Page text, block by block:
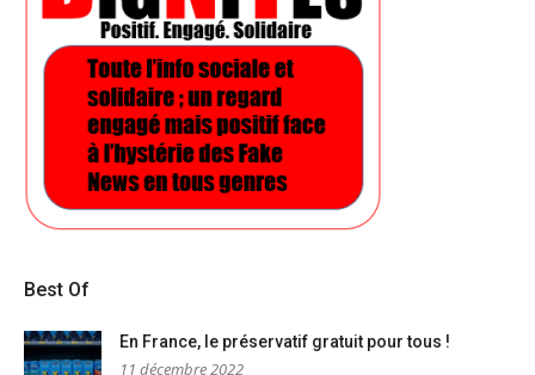
Best Of
En France, le préservatif gratuit pour tous !
11 décembre 2022